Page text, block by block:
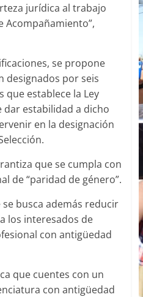
jurídica al trabajo
Acompañamiento”,
se propone
designados por seis
que establece la Ley
dar estabilidad a dicho
en la designación
que se cumpla con
de “paridad de género”.
busca además reducir
los interesados de
con antigüedad
que cuentes con un
con antigüedad